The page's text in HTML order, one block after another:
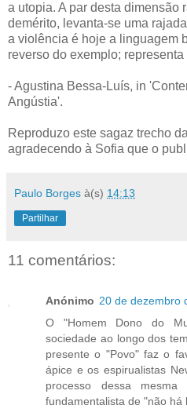
a utopia. A par desta dimensão
demérito, levanta-se uma
a violência é hoje a linguagem
reverso do exemplo;
- Agustina Bessa-Luís, in
Angústia'.
Reproduzo este sagaz trecho
agradecendo à Sofia que o
Paulo Borges à(s) 14:13
Partilhar
11 comentários:
Anónimo 20 de dezembro
O "Homem Dono do
sociedade ao longo dos
presente o "Povo" faz o
ápice e os espirualistas
processo dessa mesma
fundamentalista de "não há